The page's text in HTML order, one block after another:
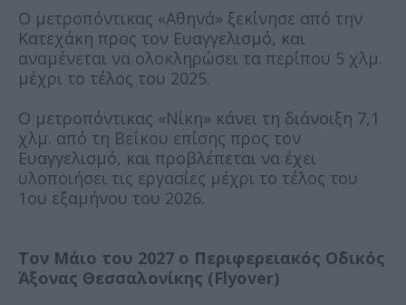
Ο μετροπόντικας «Αθηνά» ξεκίνησε από την
Κατεχάκη προς τον Ευαγγελισμό, και
αναμένεται να ολοκληρώσει τα περίπου 5 χλμ.
μέχρι το τέλος του 2025.
Ο μετροπόντικας «Νίκη» κάνει τη διάνοιξη 7,1
χλμ. από τη Βεΐκου επίσης προς τον
Ευαγγελισμό, και προβλέπεται να έχει
υλοποιήσει τις εργασίες μέχρι το τέλος του
1ου εξαμήνου του 2026.
Τον Μάιο του 2027 ο Περιφερειακός Οδικός
Άξονας Θεσσαλονίκης (Flyover)